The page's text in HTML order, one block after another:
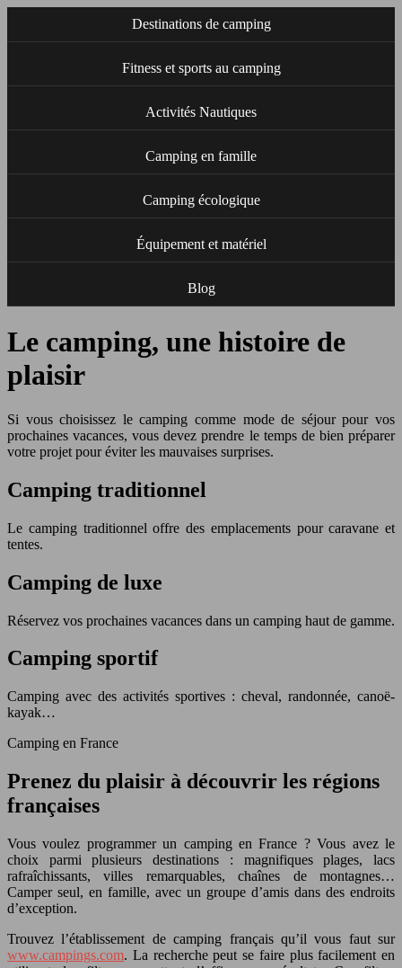
Destinations de camping
Fitness et sports au camping
Activités Nautiques
Camping en famille
Camping écologique
Équipement et matériel
Blog
Le camping, une histoire de
plaisir
Si vous choisissez le camping comme mode de séjour pour vos
prochaines vacances, vous devez prendre le temps de bien préparer
votre projet pour éviter les mauvaises surprises.
Camping traditionnel
Le camping traditionnel offre des emplacements pour caravane et
tentes.
Camping de luxe
Réservez vos prochaines vacances dans un camping haut de gamme.
Camping sportif
Camping avec des activités sportives : cheval, randonnée, canoë-
kayak…
Camping en France
Prenez du plaisir à découvrir les régions
françaises
Vous voulez programmer un camping en France ? Vous avez le
choix parmi plusieurs destinations : magnifiques plages, lacs
rafraîchissants, villes remarquables, chaînes de montagnes…
Camper seul, en famille, avec un groupe d’amis dans des endroits
d’exception.
Trouvez l’établissement de camping français qu’il vous faut sur
www.campings.com. La recherche peut se faire plus facilement en